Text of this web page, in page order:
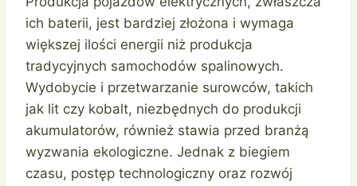
ich baterii, jest bardziej złożona i wymaga
większej ilości energii niż produkcja
tradycyjnych samochodów spalinowych.
Wydobycie i przetwarzanie surowców, takich
jak lit czy kobalt, niezbędnych do produkcji
akumulatorów, również stawia przed branżą
wyzwania ekologiczne. Jednak z biegiem
czasu, postęp technologiczny oraz rozwój